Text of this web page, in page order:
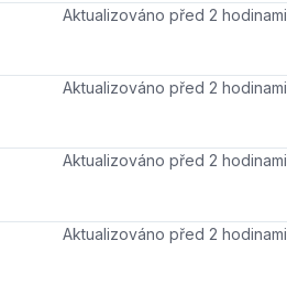
Aktualizováno před 2 hodinami
Aktualizováno před 2 hodinami
Aktualizováno před 2 hodinami
Aktualizováno před 2 hodinami